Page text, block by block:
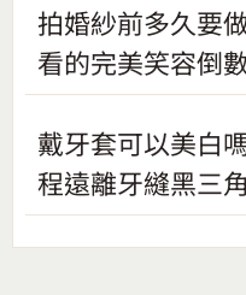
拍婚紗前多久要
看的完美笑容倒
戴牙套可以美白
程遠離牙縫黑三角